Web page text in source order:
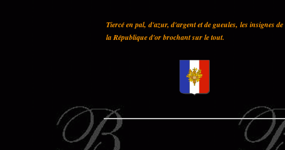
Tiercé en pal, d'azur, d'argent et de gueules, les insignes de
la République d'or brochant sur le tout.